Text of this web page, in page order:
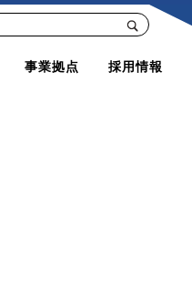
事業拠点 採用情報